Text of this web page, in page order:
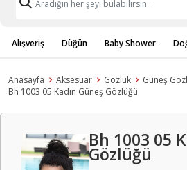
Alışveriş Düğün Baby Shower
Anasayfa Aksesuar Gözlük
Güneş
Bh 1003 05 Kadın Güneş Gözlüğü
Bh 1003 05
Gözlüğü